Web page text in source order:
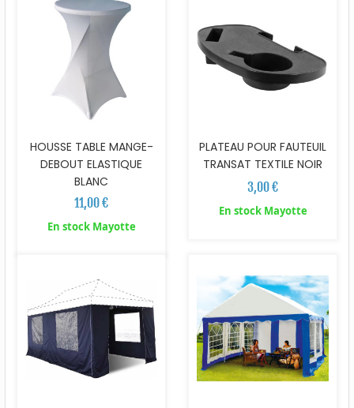
HOUSSE TABLE MANGE-
DEBOUT ELASTIQUE
BLANC
11,00 €
En stock Mayotte
PLATEAU POUR FAUTEUIL
TRANSAT TEXTILE NOIR
3,00 €
En stock Mayotte